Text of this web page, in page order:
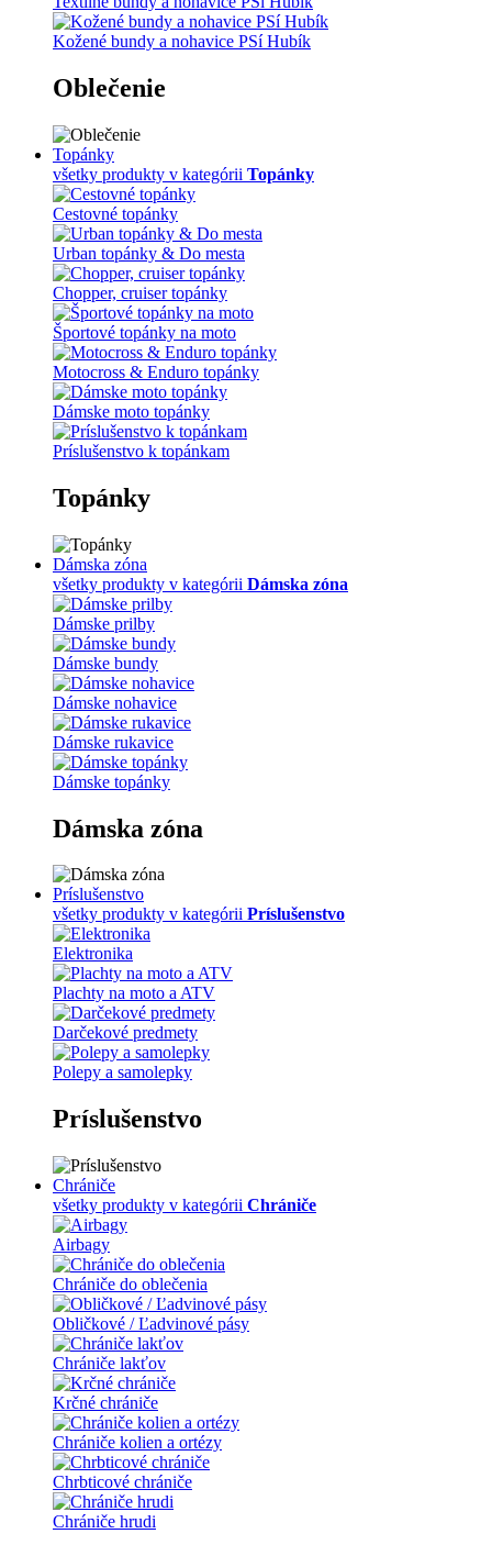
Kožené bundy a nohavice PSí Hubík
Oblečenie
Topánky
všetky produkty v kategórii Topánky
Cestovné topánky
Urban topánky & Do mesta
Chopper, cruiser topánky
Športové topánky na moto
Motocross & Enduro topánky
Dámske moto topánky
Príslušenstvo k topánkam
Topánky
Dámska zóna
všetky produkty v kategórii Dámska zóna
Dámske prilby
Dámske bundy
Dámske nohavice
Dámske rukavice
Dámske topánky
Dámska zóna
Príslušenstvo
všetky produkty v kategórii Príslušenstvo
Elektronika
Plachty na moto a ATV
Darčekové predmety
Polepy a samolepky
Príslušenstvo
Chrániče
všetky produkty v kategórii Chrániče
Airbagy
Chrániče do oblečenia
Obličkové / Ľadvinové pásy
Chrániče lakťov
Krčné chrániče
Chrániče kolien a ortézy
Chrbticové chrániče
Chrániče hrudi